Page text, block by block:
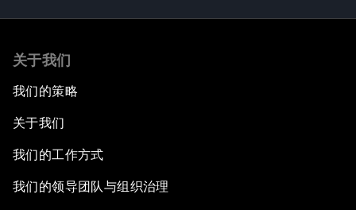
关于我们
我们的策略
关于我们
我们的工作方式
我们的领导团队与组织治理